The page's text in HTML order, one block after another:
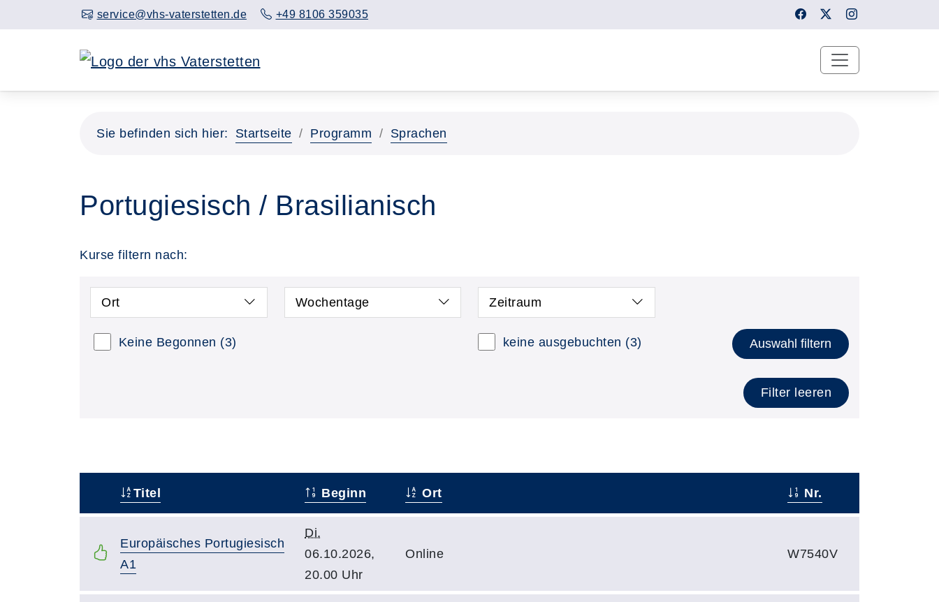
service@vhs-vaterstetten.de +49 8106 359035
Sie befinden sich hier: Startseite Programm Sprachen
Portugiesisch / Brasilianisch
Kurse filtern nach:
Ort Wochentage Zeitraum
Keine Begonnen (3) keine ausgebuchten (3) Auswahl filtern
Filter leeren
Titel Beginn Ort Nr.
Europäisches Portugiesisch
A1
Di.
06.10.2026,
20.00 Uhr
Online W7540V